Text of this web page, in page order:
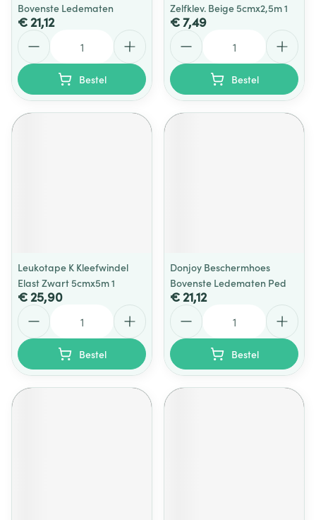
Bovenste Ledematen
€ 21,12
Bestel
Zelfklev. Beige 5cmx2,5m 1
€ 7,49
Bestel
Leukotape K Kleefwindel
Elast Zwart 5cmx5m 1
€ 25,90
Bestel
Donjoy Beschermhoes
Bovenste Ledematen Ped
€ 21,12
Bestel